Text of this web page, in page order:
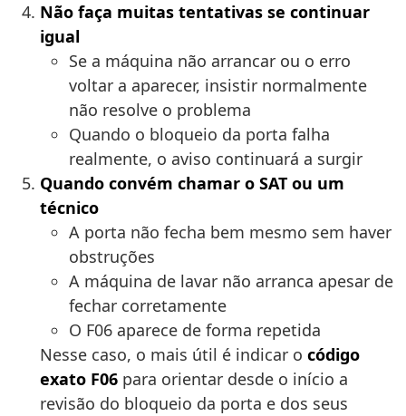
Não faça muitas tentativas se continuar
igual
Se a máquina não arrancar ou o erro
voltar a aparecer, insistir normalmente
não resolve o problema
Quando o bloqueio da porta falha
realmente, o aviso continuará a surgir
Quando convém chamar o SAT ou um
técnico
A porta não fecha bem mesmo sem haver
obstruções
A máquina de lavar não arranca apesar de
fechar corretamente
O F06 aparece de forma repetida
Nesse caso, o mais útil é indicar o código
exato F06 para orientar desde o início a
revisão do bloqueio da porta e dos seus